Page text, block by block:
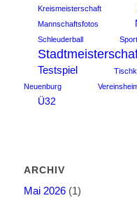
Kreismeisterschaft
Mannschaftsfotos
Schleuderball
Testspiel
Neuenburg
Ü32
ARCHIV
Mai 2026(1)